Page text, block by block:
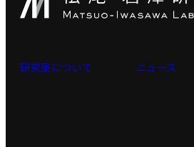
研究室について ニュース